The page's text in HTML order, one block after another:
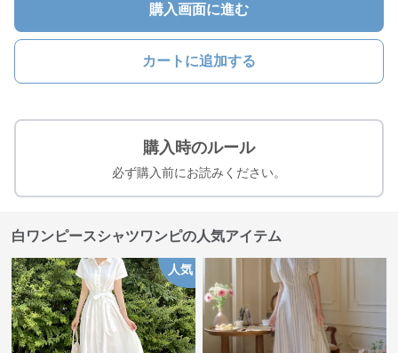
購入画面に進む
カートに追加する
購入時のルール
必ず購入前にお読みください。
白ワンピースシャツワンピの人気アイテム
人気